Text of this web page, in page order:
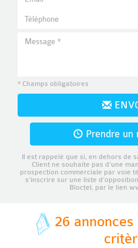
* Champs obligatoires
Prendre un
Il est rappelé que si, en dehors de
Client ne souhaite pas d’une
prospection commerciale par voie
s’inscrire sur une liste
Bloctel, par le lien
26